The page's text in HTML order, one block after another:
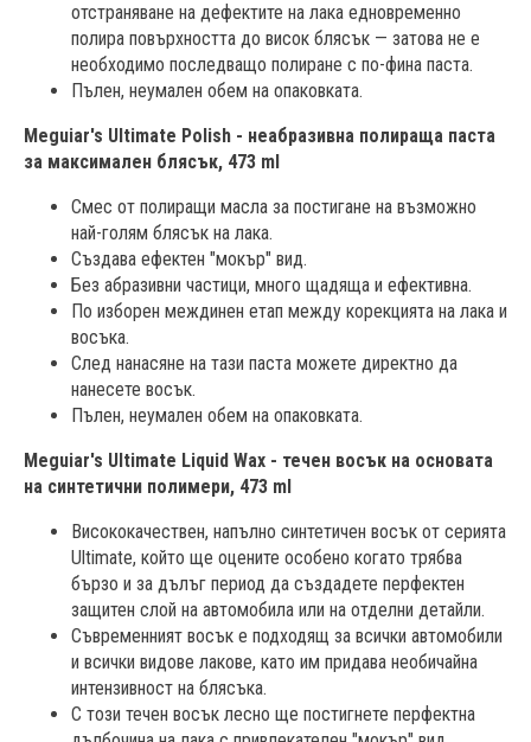
отстраняване на дефектите на лака едновременно
полира повърхността до висок блясък — затова не е
необходимо последващо полиране с по-фина паста.
Пълен, неумален обем на опаковката.
Meguiar's Ultimate Polish - неабразивна полираща паста
за максимален блясък, 473 ml
Смес от полиращи масла за постигане на възможно
най-голям блясък на лака.
Създава ефектен "мокър" вид.
Без абразивни частици, много щадяща и ефективна.
По изборен междинен етап между корекцията на лака и
восъка.
След нанасяне на тази паста можете директно да
нанесете восък.
Пълен, неумален обем на опаковката.
Meguiar's Ultimate Liquid Wax - течен восък на основата
на синтетични полимери, 473 ml
Висококачествен, напълно синтетичен восък от серията
Ultimate, който ще оцените особено когато трябва
бързо и за дълъг период да създадете перфектен
защитен слой на автомобила или на отделни детайли.
Съвременният восък е подходящ за всички автомобили
и всички видове лакове, като им придава необичайна
интензивност на блясъка.
С този течен восък лесно ще постигнете перфектна